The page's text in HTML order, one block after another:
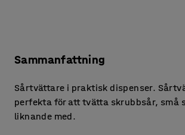
Sammanfattning
Sårtvättare i praktisk dispenser.
perfekta för att tvätta skrubbsår, små
liknande med.